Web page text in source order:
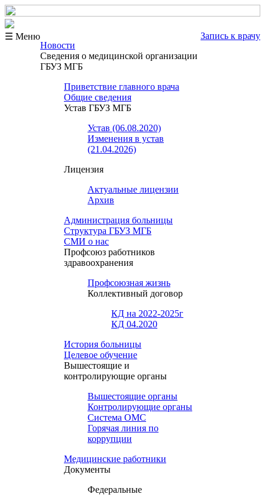
☰ Меню
Запись к врачу
Новости
Сведения о медицинской организации
ГБУЗ МГБ
Приветствие главного врача
Общие сведения
Устав ГБУЗ МГБ
Устав (06.08.2020)
Изменения в устав
(21.04.2026)
Лицензия
Актуальные лицензии
Архив
Администрация больницы
Структура ГБУЗ МГБ
СМИ о нас
Профсоюз работников
здравоохранения
Профсоюзная жизнь
Коллективный договор
КД на 2022-2025г
КД 04.2020
История больницы
Целевое обучение
Вышестоящие и
контролирующие органы
Вышестоящие органы
Контролирующие органы
Система ОМС
Горячая линия по
коррупции
Медицинские работники
Документы
Федеральные